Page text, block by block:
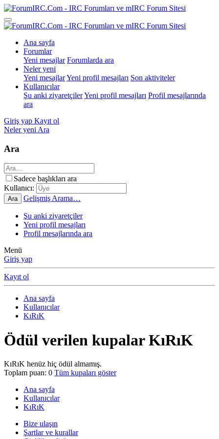
Ana sayfa
Forumlar
Yeni mesajlar Forumlarda ara
Neler yeni
Yeni mesajlarYeni profil mesajları Son aktiviteler
Kullanıcılar
Şu anki ziyaretçilerYeni profil mesajları Profil mesajlarında
ara
Giriş yap Kayıt ol
Neler yeni Ara
Ara
Sadece başlıkları ara
Kullanıcı:
Ara Gelişmiş Arama…
Şu anki ziyaretçiler
Yeni profil mesajları
Profil mesajlarında ara
Menü
Giriş yap
Kayıt ol
Ana sayfa
Kullanıcılar
KıRıK
Ödül verilen kupalar KıRıK
KıRıK henüz hiç ödül almamış.
Toplam puan: 0 Tüm kupaları göster
Ana sayfa
Kullanıcılar
KıRıK
Bize ulaşın
Şartlar ve kurallar